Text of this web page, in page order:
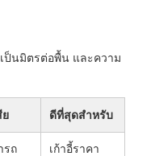
ป็นมิตรต่อพื้น และความ
ย ดีที่สุดสำหรับ
รถ
เก้าอี้ราคา